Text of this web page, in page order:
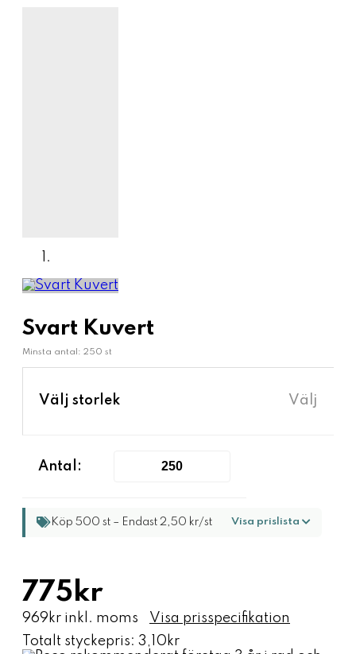
Svart Kuvert
Minsta antal: 250 st
Välj storlek Välj
Antal:
Köp 500 st – Endast 2,50 kr/st Visa prislista
775kr
969kr inkl. moms
Visa prisspecifikation
Totalt styckepris: 3,10kr